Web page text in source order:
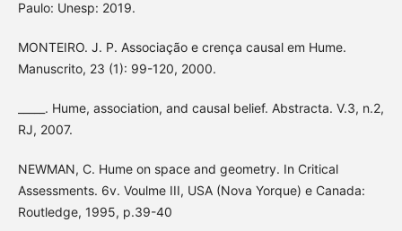
Paulo: Unesp: 2019.
MONTEIRO. J. P. Associação e crença causal em Hume.
Manuscrito, 23 (1): 99-120, 2000.
_____. Hume, association, and causal belief. Abstracta. V.3, n.2,
RJ, 2007.
NEWMAN, C. Hume on space and geometry. In Critical
Assessments. 6v. Voulme III, USA (Nova Yorque) e Canada:
Routledge, 1995, p.39-40